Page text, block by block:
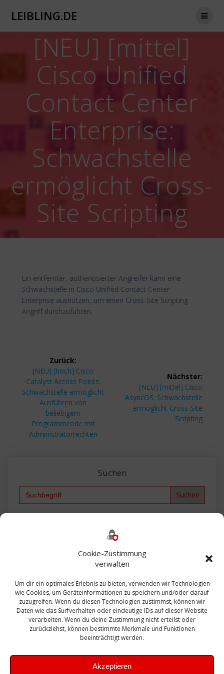
Cookie-Zustimmung
verwalten
Um dir ein optimales Erlebnis zu bieten, verwenden wir Technologien
wie Cookies, um Geräteinformationen zu speichern und/oder darauf
zuzugreifen. Wenn du diesen Technologien zustimmst, können wir
Daten wie das Surfverhalten oder eindeutige IDs auf dieser Website
verarbeiten. Wenn du deine Zustimmung nicht erteilst oder
zurückziehst, können bestimmte Merkmale und Funktionen
beeinträchtigt werden.
Akzeptieren
LEIBLING.DE
[NEU] [mittel]
Cisco Unified
Contact Center
Enterprise:
Schwachstelle
ermöglicht Cross-
Site Scripting
Ein entfernter, authentisierter Angreifer kann eine
Schwachstelle in Cisco Unified Contact Center
Enterprise ausnutzen, um einen Cross-Site Scripting
Angriff durchzuführen.
Beitragsnavigation
Zurück:
Vorheriger
Beitrag:
[NEU] [hoch] Cisco
Catalyst Access Points:
Schwachstelle ermöglicht
Ausführen von
beliebigem
Programmcode mit
Administratorrechten
Nächster:
Nächster
Beitrag:
[NEU] [mittel] Cisco
AsyncOS: Schwachstelle
ermöglicht Cross-Site
Scripting
Suchen
Search
Bautagebuch
Exchange firewall Fritzbox
Microsoft
Sanierung SBS Security Server Sicherheit
Sicherung SIEM Sophos SSL Ubuntu
Update Upgrade UTM VCenter VCSA Veeam
VMWare VPN WAZUH Windows
Zertifikat